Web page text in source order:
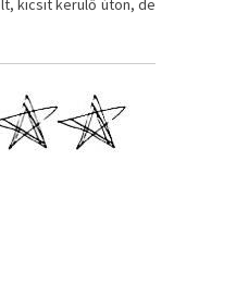
kicsit kerülő úton, de